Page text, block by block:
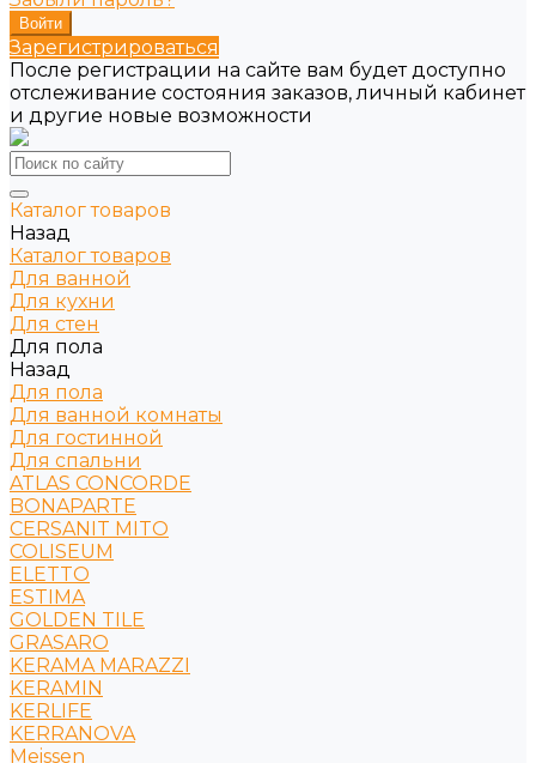
Зарегистрироваться
После регистрации на сайте вам будет доступно
отслеживание состояния заказов, личный кабинет
и другие новые возможности
Каталог товаров
Назад
Каталог товаров
Для ванной
Для кухни
Для стен
Для пола
Назад
Для пола
Для ванной комнаты
Для гостинной
Для спальни
ATLAS CONCORDE
BONAPARTE
CERSANIT MITO
COLISEUM
ELETTO
ESTIMA
GOLDEN TILE
GRASARO
KERAMA MARAZZI
KERAMIN
KERLIFE
KERRANOVA
Meissen